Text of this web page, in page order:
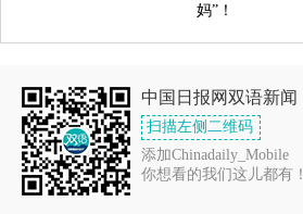
妈”！
中国日报网双语新闻
扫描左侧二维码
添加Chinadaily_Mobile
你想看的我们这儿都有！